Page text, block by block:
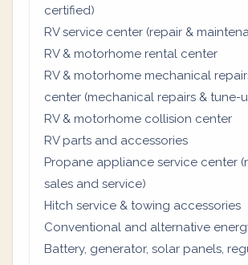
certified)
RV service center (repair &
RV & motorhome rental center
RV & motorhome mechanical
center (mechanical repairs & tune-
RV & motorhome collision center
RV parts and accessories
Propane appliance service center
sales and service)
Hitch service & towing accessories
Conventional and alternative
Battery, generator, solar panels,